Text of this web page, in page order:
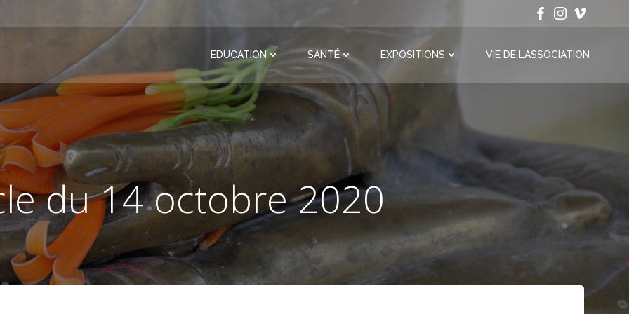
EDUCATION SANTÉ EXPOSITIONS VIE DE L’ASSOCIATION
du 14 octobre 2020